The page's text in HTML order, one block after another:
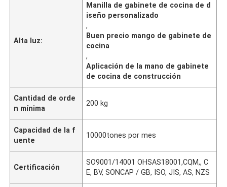
Alta luz:
Manilla de gabinete de cocina de d
iseño personalizado
,
Buen precio mango de gabinete de
cocina
,
Aplicación de la mano de gabinete
de cocina de construcción
Cantidad de orde
n mínima
200 kg
Capacidad de la f
uente
10000tones por mes
Certificación
SO9001/14001 OHSAS18001,CQM,, C
E, BV, SONCAP / GB, ISO, JIS, AS, NZS